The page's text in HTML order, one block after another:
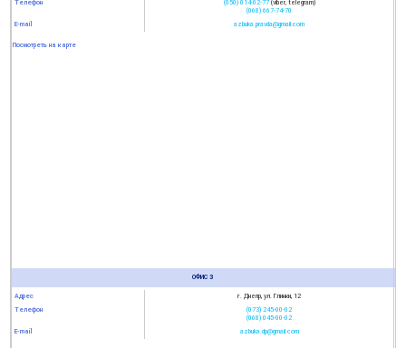
Телефон
(050) 014-02-77(viber, telegram)
(068) 667-74-70
E-mail
azbuka.pravda@gmail.com
Посмотреть на карте
ОФИС 3
Адрес
г. Днепр, ул. Глинки, 12
Телефон
(073) 245-00-02
(068) 045-00-02
E-mail
azbuka.dp@gmail.com